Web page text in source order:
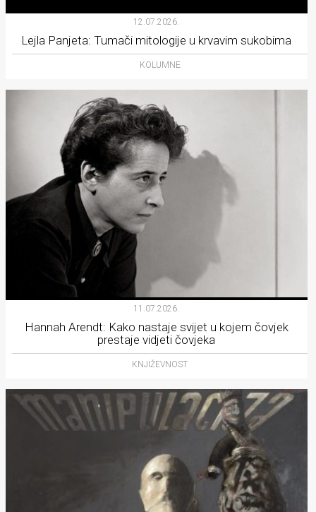
12.07.2026.
Lejla Panjeta: Tumači mitologije u krvavim sukobima
KOLUMNE
11.07.2026.
Hannah Arendt: Kako nastaje svijet u kojem čovjek
prestaje vidjeti čovjeka
KNJIŽEVNOST